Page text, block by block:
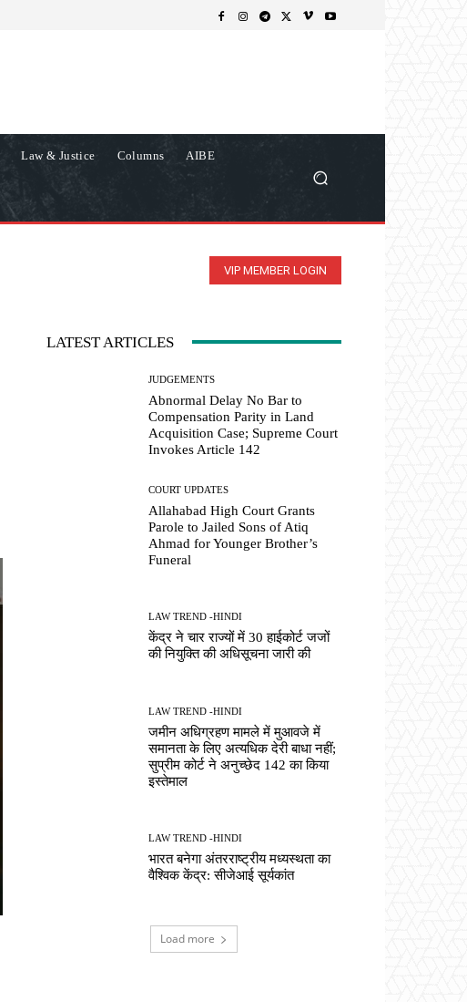
Law & Justice Columns AIBE
VIP MEMBER LOGIN
LATEST ARTICLES
JUDGEMENTS
Abnormal Delay No Bar to
Compensation Parity in Land
Acquisition Case; Supreme Court
Invokes Article 142
COURT UPDATES
Allahabad High Court Grants
Parole to Jailed Sons of Atiq
Ahmad for Younger Brother’s
Funeral
LAW TREND -HINDI
केंद्र ने चार राज्यों में 30 हाईकोर्ट जजों
की नियुक्ति की अधिसूचना जारी की
LAW TREND -HINDI
जमीन अधिग्रहण मामले में मुआवजे में
समानता के लिए अत्यधिक देरी बाधा नहीं;
सुप्रीम कोर्ट ने अनुच्छेद 142 का किया
इस्तेमाल
LAW TREND -HINDI
भारत बनेगा अंतरराष्ट्रीय मध्यस्थता का
वैश्विक केंद्र: सीजेआई सूर्यकांत
Load more